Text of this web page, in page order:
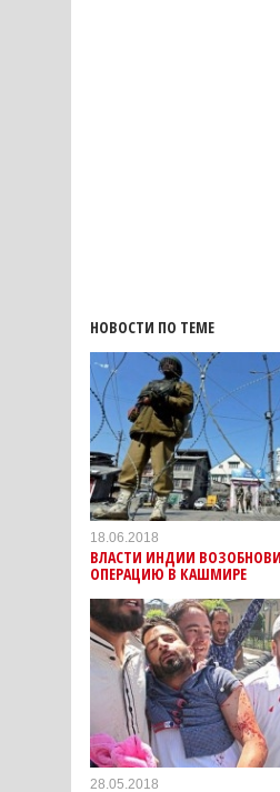
НОВОСТИ ПО ТЕМЕ
18.06.2018
ВЛАСТИ ИНДИИ
ОПЕРАЦИЮ В КАШМИРЕ
28.05.2018